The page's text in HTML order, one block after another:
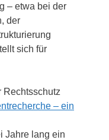
– etwa bei der
der
sich für
Rechtsschutz
– ein
Jahre lang ein